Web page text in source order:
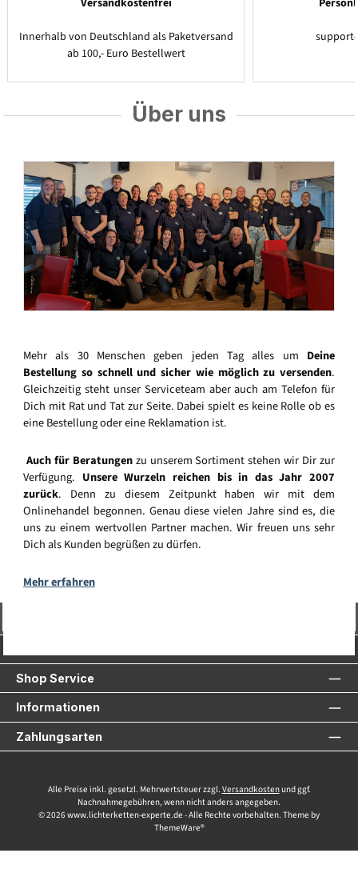
Innerhalb von Deutschland als Paketversand
ab 100,- Euro Bestellwert
Über uns
Mehr als 30 Menschen geben jeden Tag alles um Deine
Bestellung so schnell und sicher wie möglich zu versenden.
Gleichzeitig steht unser Serviceteam aber auch am Telefon für
Dich mit Rat und Tat zur Seite. Dabei spielt es keine Rolle ob es
eine Bestellung oder eine Reklamation ist.
Auch für Beratungenzu unserem Sortiment stehen wir Dir zur
Verfügung. Unsere Wurzeln reichen bis in das Jahr 2007
zurück. Denn zu diesem Zeitpunkt haben wir mit dem
Onlinehandel begonnen. Genau diese vielen Jahre sind es, die
uns zu einem wertvollen Partner machen. Wir freuen uns sehr
Dich als Kunden begrüßen zu dürfen.
Mehr erfahren
Shop Service
Informationen
Zahlungsarten
Alle Preise inkl. gesetzl. Mehrwertsteuer zzgl. Versandkostenund ggf.
Nachnahmegebühren, wenn nicht anders angegeben.
© 2026 www.lichterketten-experte.de - Alle Rechte vorbehalten. Theme by
ThemeWare®